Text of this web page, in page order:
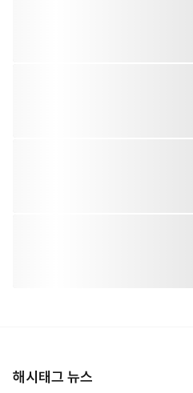
해시태그 뉴스